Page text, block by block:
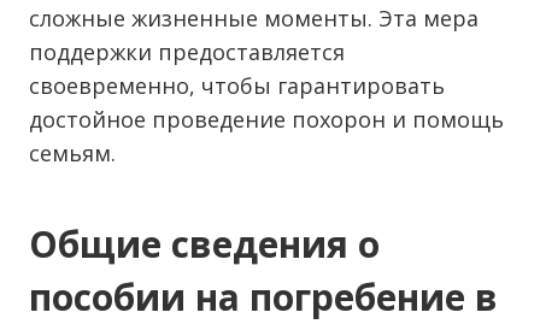
сложные жизненные моменты. Эта мера
поддержки предоставляется
своевременно, чтобы гарантировать
достойное проведение похорон и помощь
семьям.
Общие сведения о
пособии на погребение в